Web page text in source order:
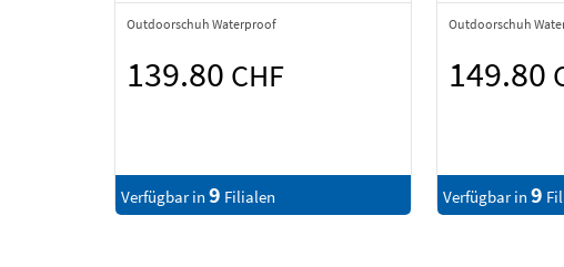
Outdoorschuh Waterproof
139.80 CHF
Verfügbar in 9 Filialen
Outdoorschuh
149.80
Verfügbar in 9